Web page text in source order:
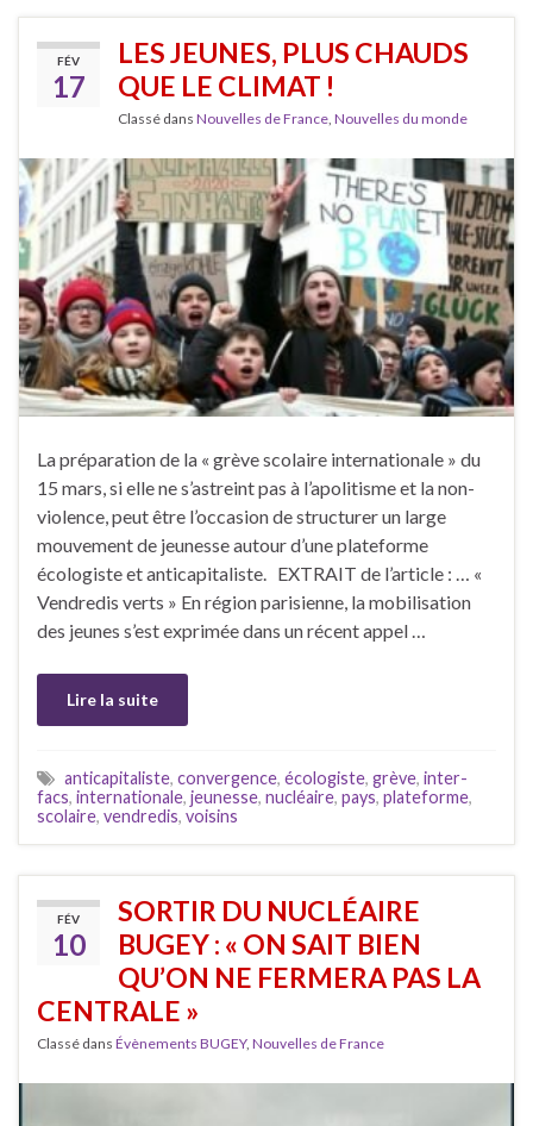
FÉV
17
LES JEUNES, PLUS CHAUDS
QUE LE CLIMAT !
Classé dans Nouvelles de France Nouvelles du monde
La préparation de la « grève scolaire internationale » du
15 mars, si elle ne s’astreint pas à l’apolitisme et la non-
violence, peut être l’occasion de structurer un large
mouvement de jeunesse autour d’une plateforme
écologiste et anticapitaliste. EXTRAIT de l’article : … «
Vendredis verts » En région parisienne, la mobilisation
des jeunes s’est exprimée dans un récent appel …
Lire la suite
anticapitaliste, convergence, écologiste, grève, inter-
facs, internationale, jeunesse, nucléaire, pays, plateforme,
scolaire, vendredis, voisins
FÉV
10
SORTIR DU NUCLÉAIRE
BUGEY : « ON SAIT BIEN
QU’ON NE FERMERA PAS LA
CENTRALE »
Classé dans Évènements BUGEY, Nouvelles de France